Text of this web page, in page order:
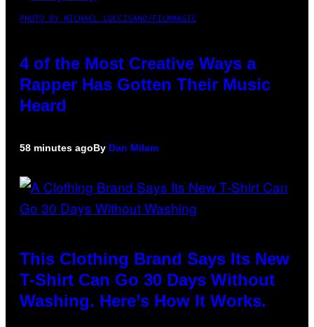
PHOTO BY MICHAEL LOCCISANO/FILMMAGIC
4 of the Most Creative Ways a
Rapper Has Gotten Their Music
Heard
58 minutes agoBy Dan Milam
This Clothing Brand Says Its New
T-Shirt Can Go 30 Days Without
Washing. Here’s How It Works.